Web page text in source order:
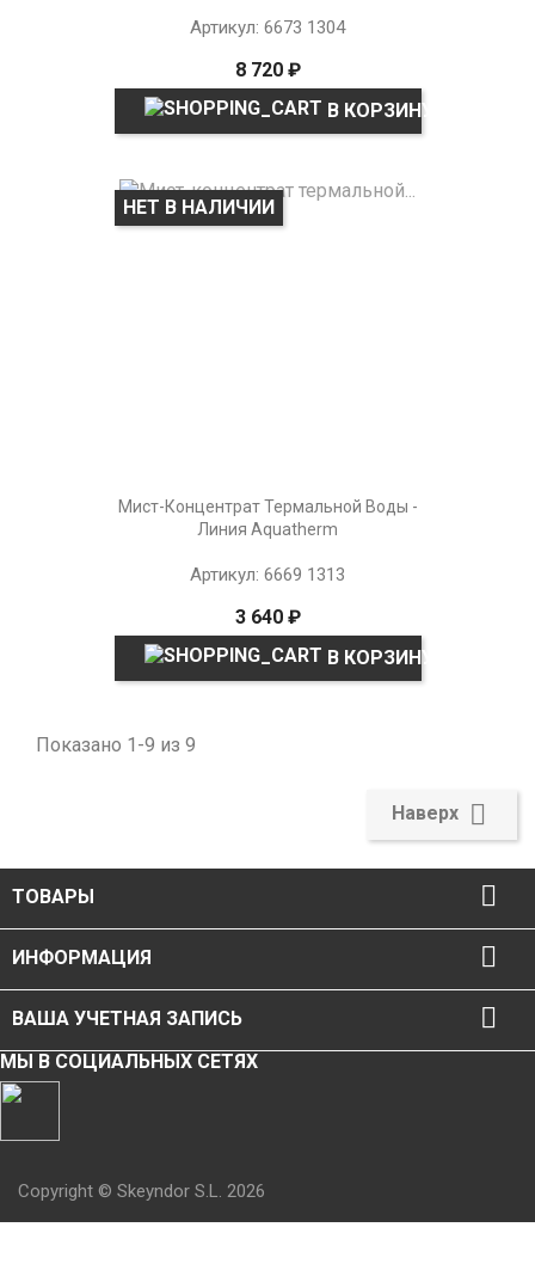
Артикул: 6673 1304
8 720 ₽
В КОРЗИНУ
Мист-Концентрат Термальной Воды -
Линия Aquatherm
Артикул: 6669 1313
3 640 ₽
В КОРЗИНУ
НЕТ В НАЛИЧИИ
Показано 1-9 из 9
Наверх 
ТОВАРЫ 
ИНФОРМАЦИЯ 
ВАША УЧЕТНАЯ ЗАПИСЬ 
МЫ В СОЦИАЛЬНЫХ СЕТЯХ
Copyright © Skeyndor S.L. 2026